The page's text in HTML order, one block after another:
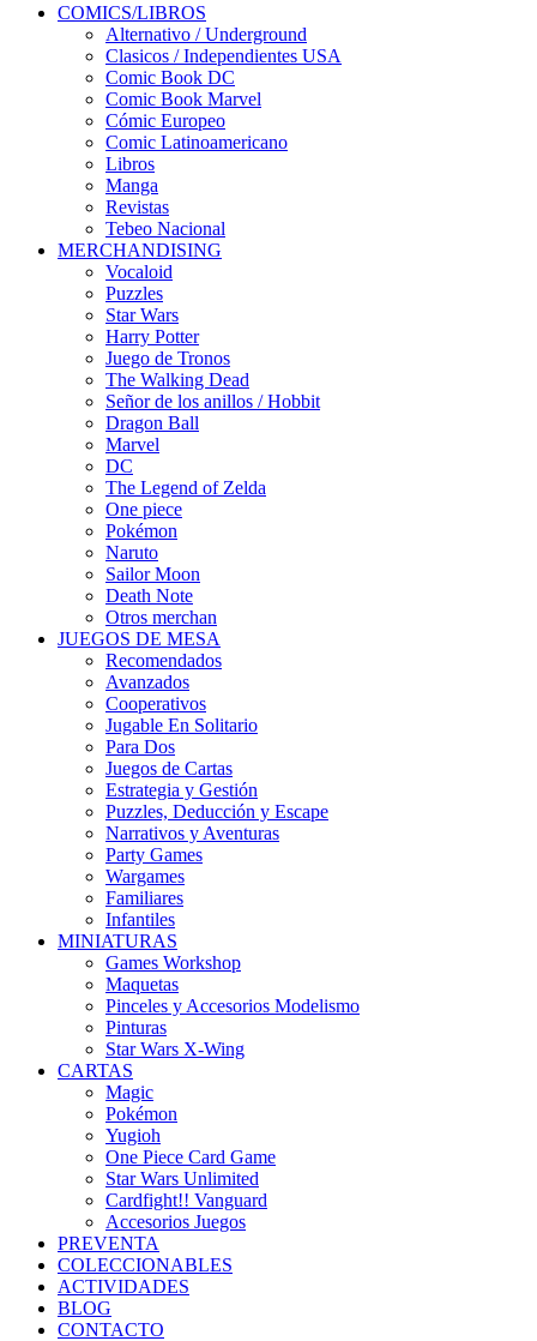
COMICS/LIBROS
Alternativo / Underground
Clasicos / Independientes USA
Comic Book DC
Comic Book Marvel
Cómic Europeo
Comic Latinoamericano
Libros
Manga
Revistas
Tebeo Nacional
MERCHANDISING
Vocaloid
Puzzles
Star Wars
Harry Potter
Juego de Tronos
The Walking Dead
Señor de los anillos / Hobbit
Dragon Ball
Marvel
DC
The Legend of Zelda
One piece
Pokémon
Naruto
Sailor Moon
Death Note
Otros merchan
JUEGOS DE MESA
Recomendados
Avanzados
Cooperativos
Jugable En Solitario
Para Dos
Juegos de Cartas
Estrategia y Gestión
Puzzles, Deducción y Escape
Narrativos y Aventuras
Party Games
Wargames
Familiares
Infantiles
MINIATURAS
Games Workshop
Maquetas
Pinceles y Accesorios Modelismo
Pinturas
Star Wars X-Wing
CARTAS
Magic
Pokémon
Yugioh
One Piece Card Game
Star Wars Unlimited
Cardfight!! Vanguard
Accesorios Juegos
PREVENTA
COLECCIONABLES
ACTIVIDADES
BLOG
CONTACTO